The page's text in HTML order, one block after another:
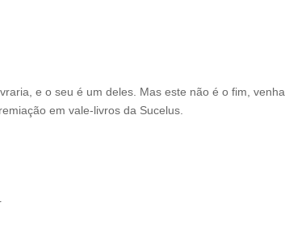
e o seu é um deles. Mas este não é o fim, venha
em vale-livros da Sucelus.